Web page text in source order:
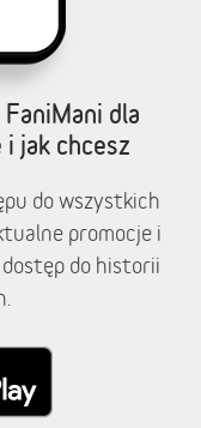
dla
jak chcesz
do wszystkich
promocje i
do historii